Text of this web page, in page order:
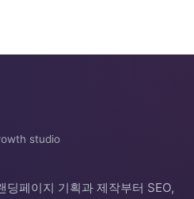
studio
딩페이지 기획과 제작부터 SEO,